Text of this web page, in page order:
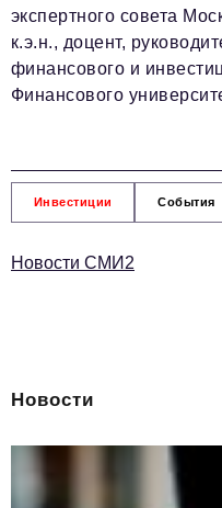
экспертного совета
к.э.н., доцент,
финансового и
Финансового
Инвестиции События
Новости СМИ2
Новости